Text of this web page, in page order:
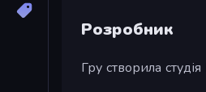
Розробник
Гру створила студія